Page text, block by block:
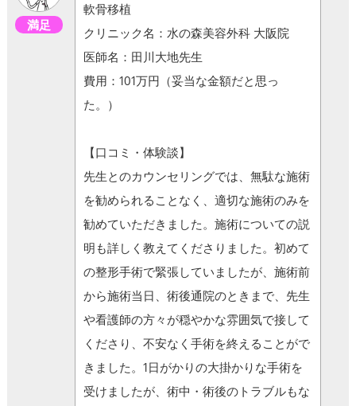
満足
軟骨移植
クリニック名：水の森美容外科 大阪院
医師名：田川大地先生
費用：101万円（妥当な金額だと思っ
た。）
【口コミ・体験談】
先生とのカウンセリングでは、無駄な施術
を勧められることなく、適切な施術のみを
勧めていただきました。施術についての説
明も詳しく教えてくださりました。初めて
の整形手術で緊張していましたが、施術前
から施術当日、術後通院のときまで、先生
や看護師の方々が穏やかな雰囲気で接して
くださり、不安なく手術を終えることがで
きました。1日がかりの大掛かりな手術を
受けましたが、術中・術後のトラブルもな